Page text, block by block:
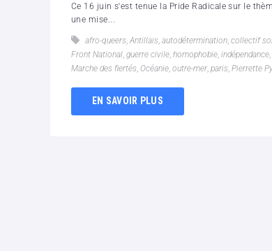
Ce 16 juin s'est tenue la Pride Radicale sur le
une mise...
afro-queers, Antillais, autodétermination, collectif
Front National, guerre civile, homophobie, indépendance,
Marche des fiertés, Océanie, outre-mer, paris, Pierrette
EN SAVOIR PLUS